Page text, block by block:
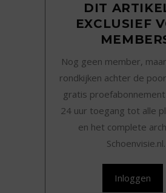
DIT
EXCLUSIEF
Nog geen member,
rondkijken achter de
gratis
24 uur toegang tot alle
en het complete
Schoenvisie.nl.
Inloggen